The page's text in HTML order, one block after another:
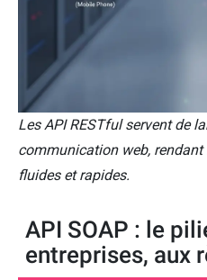
Les API RESTful servent de
communication web,
fluides et rapides.
API SOAP : le
entreprises, aux